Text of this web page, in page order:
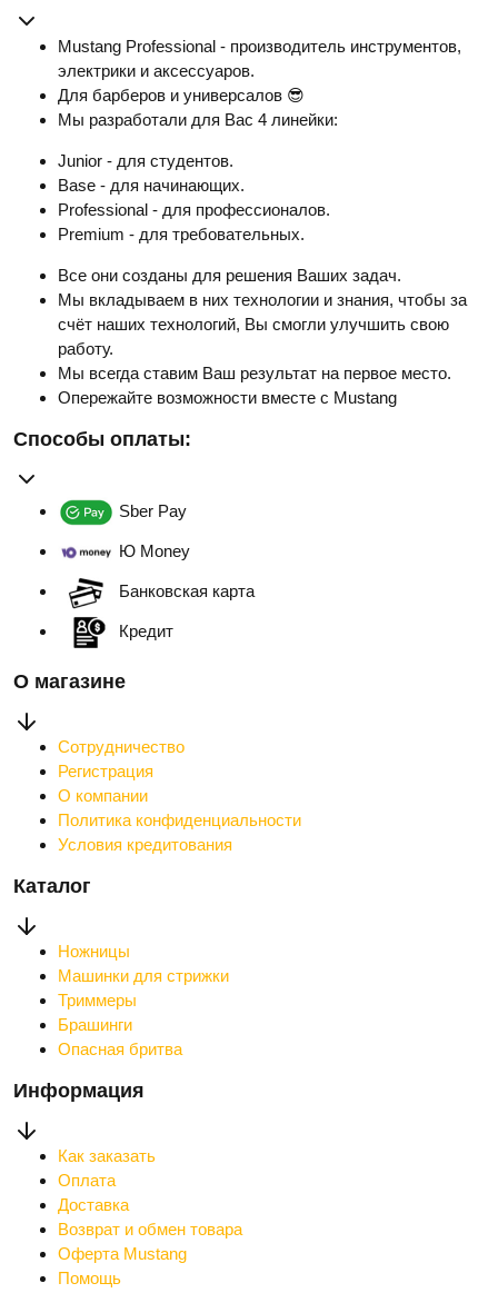
Mustang Professional - производитель инструментов,
электрики и аксессуаров.
Для барберов и универсалов 😎
Мы разработали для Вас 4 линейки:
Junior - для студентов.
Base - для начинающих.
Professional - для профессионалов.
Premium - для требовательных.
Все они созданы для решения Ваших задач.
Мы вкладываем в них технологии и знания, чтобы за
счёт наших технологий, Вы смогли улучшить свою
работу.
Мы всегда ставим Ваш результат на первое место.
Опережайте возможности вместе с Mustang
Способы оплаты:
Sber Pay
Ю Money
Банковская карта
Кредит
О магазине
Сотрудничество
Регистрация
О компании
Политика конфиденциальности
Условия кредитования
Каталог
Ножницы
Машинки для стрижки
Триммеры
Брашинги
Опасная бритва
Информация
Как заказать
Оплата
Доставка
Возврат и обмен товара
Оферта Mustang
Помощь